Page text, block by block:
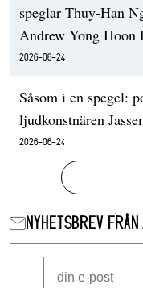
speglar Thuy-Han
Andrew Yong Hoon
2026-06-24
Såsom i en spegel:
ljudkonstnären
2026-06-24
NYHETSBREV FRÅN